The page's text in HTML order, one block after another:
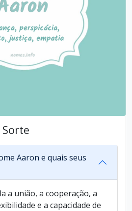
Aaron e quais seus
a união, a cooperação, a
e a capacidade de